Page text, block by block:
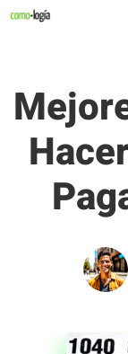
Saltar